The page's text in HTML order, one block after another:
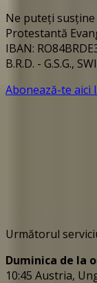
Ne puteți
Protestantă
IBAN:
B.R.D. - G.S.G.,
Abonează-te aici
Următorul
Duminica de la
10:45 Austria,